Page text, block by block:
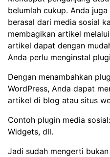
belumlah cukup. Anda
berasal dari media sosial
membagikan artikel
artikel dapat dengan
Anda perlu menginstal
Dengan menambahkan
WordPress, Anda dapat
artikel di blog atau situs
Contoh plugin media
Widgets, dll.
Jadi sudah mengerti